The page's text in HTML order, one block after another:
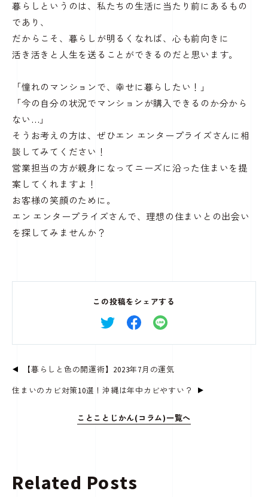
暮らしというのは、私たちの生活に当たり前にあるもの
であり、
だからこそ、暮らしが明るくなれば、心も前向きに
活き活きと人生を送ることができるのだと思います。
「憧れのマンションで、幸せに暮らしたい！」
「今の自分の状況でマンションが購入できるのか分から
ない…」
そうお考えの方は、ぜひエン エンタープライズさんに相
談してみてください！
営業担当の方が親身になってニーズに沿った住まいを提
案してくれますよ！
お客様の笑顔のために。
エン エンタープライズさんで、理想の住まいとの出会い
を探してみませんか？
この投稿をシェアする
【暮らしと色の開運術】2023年7月の運気
住まいのカビ対策10選！沖縄は年中カビやすい？
ことことじかん(コラム)一覧へ
Related Posts